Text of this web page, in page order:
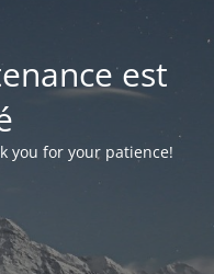
est
you for your patience!